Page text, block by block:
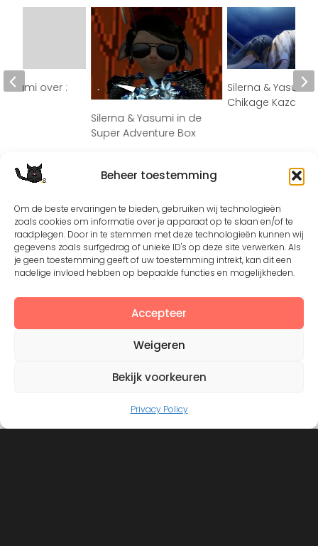
Beheer toestemming
Om de beste ervaringen te bieden, gebruiken wij technologieën
zoals cookies om informatie over je apparaat op te slaan en/of te
raadplegen. Door in te stemmen met deze technologieën kunnen wij
gegevens zoals surfgedrag of unieke ID's op deze site verwerken. Als
je geen toestemming geeft of uw toestemming intrekt, kan dit een
nadelige invloed hebben op bepaalde functies en mogelijkheden.
Accepteer
Weigeren
Bekijk voorkeuren
Privacy Policy
Silerna & Yasumi in de
Super Adventure Box
Silerna & Yasumi
Chikage Kazama
over :
Except where otherwise noted, the content by©Silerna
is licensed under aCreative Commons Attribution-
View on Instagram